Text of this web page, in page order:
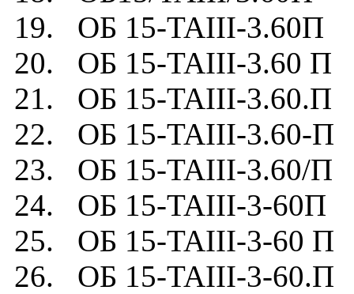
19. ОБ 15-TAIII-3.60П
20. ОБ 15-TAIII-3.60 П
21. ОБ 15-TAIII-3.60.П
22. ОБ 15-TAIII-3.60-П
23. ОБ 15-TAIII-3.60/П
24. ОБ 15-TAIII-3-60П
25. ОБ 15-TAIII-3-60 П
26. ОБ 15-TAIII-3-60.П